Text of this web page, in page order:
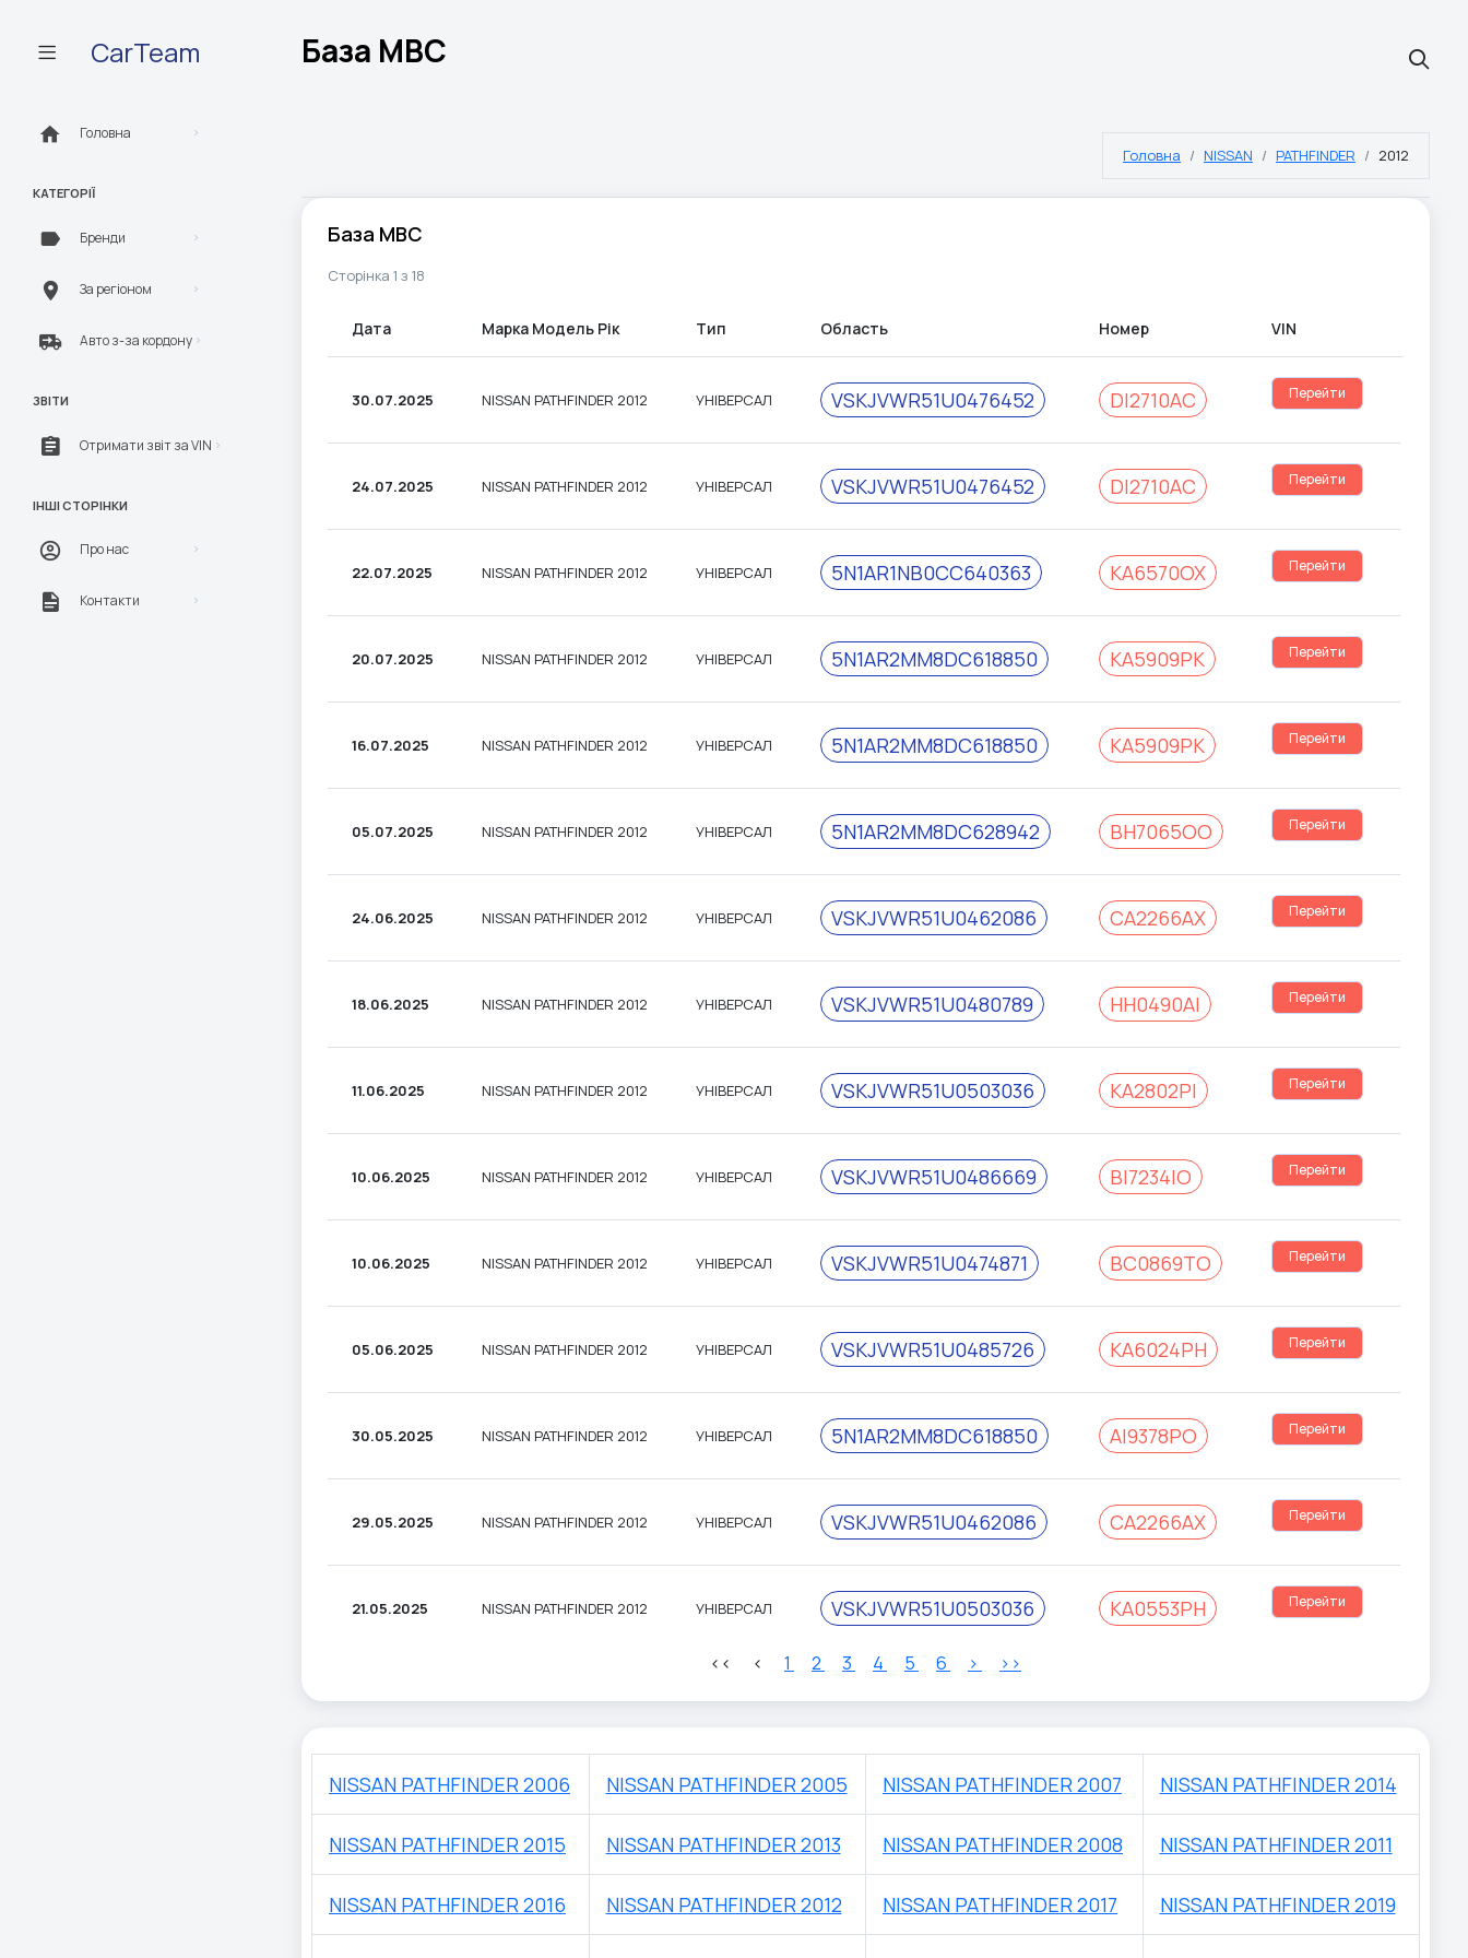
CarTeam База МВС
Головна
КАТЕГОРІЇ
Бренди
За регіоном
Авто з-за кордону
ЗВІТИ
Отримати звіт за VIN
ІНШІ СТОРІНКИ
Про нас
Контакти
Головна NISSAN PATHFINDER 2012
База МВС
Сторінка 1 з 18
Дата Марка Модель Рік Тип Область Номер VIN
30.07.2025 NISSAN PATHFINDER 2012 УНІВЕРСАЛ VSKJVWR51U0476452 DІ2710АС Перейти
24.07.2025 NISSAN PATHFINDER 2012 УНІВЕРСАЛ VSKJVWR51U0476452 DІ2710АС Перейти
22.07.2025 NISSAN PATHFINDER 2012 УНІВЕРСАЛ 5N1AR1NB0CC640363 КА6570ОХ Перейти
20.07.2025 NISSAN PATHFINDER 2012 УНІВЕРСАЛ 5N1AR2MM8DC618850 КА5909РК Перейти
16.07.2025 NISSAN PATHFINDER 2012 УНІВЕРСАЛ 5N1AR2MM8DC618850 КА5909РК Перейти
05.07.2025 NISSAN PATHFINDER 2012 УНІВЕРСАЛ 5N1AR2MM8DC628942 ВН7065ОО Перейти
24.06.2025 NISSAN PATHFINDER 2012 УНІВЕРСАЛ VSKJVWR51U0462086 СА2266АХ Перейти
18.06.2025 NISSAN PATHFINDER 2012 УНІВЕРСАЛ VSKJVWR51U0480789 НН0490АІ Перейти
11.06.2025 NISSAN PATHFINDER 2012 УНІВЕРСАЛ VSKJVWR51U0503036 КА2802РІ Перейти
10.06.2025 NISSAN PATHFINDER 2012 УНІВЕРСАЛ VSKJVWR51U0486669 ВІ7234ІО Перейти
10.06.2025 NISSAN PATHFINDER 2012 УНІВЕРСАЛ VSKJVWR51U0474871 ВС0869ТО Перейти
05.06.2025 NISSAN PATHFINDER 2012 УНІВЕРСАЛ VSKJVWR51U0485726 КА6024РН Перейти
30.05.2025 NISSAN PATHFINDER 2012 УНІВЕРСАЛ 5N1AR2MM8DC618850 АІ9378РО Перейти
29.05.2025 NISSAN PATHFINDER 2012 УНІВЕРСАЛ VSKJVWR51U0462086 СА2266АХ Перейти
21.05.2025 NISSAN PATHFINDER 2012 УНІВЕРСАЛ VSKJVWR51U0503036 КА0553РН Перейти
<< < 1 2 3 4 5 6 > >>
NISSAN PATHFINDER 2006 NISSAN PATHFINDER 2005 NISSAN PATHFINDER 2007 NISSAN PATHFINDER 2014
NISSAN PATHFINDER 2015 NISSAN PATHFINDER 2013 NISSAN PATHFINDER 2008 NISSAN PATHFINDER 2011
NISSAN PATHFINDER 2016 NISSAN PATHFINDER 2012 NISSAN PATHFINDER 2017 NISSAN PATHFINDER 2019